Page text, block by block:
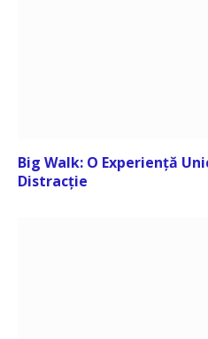
Big Walk: O Experiență
Distracție